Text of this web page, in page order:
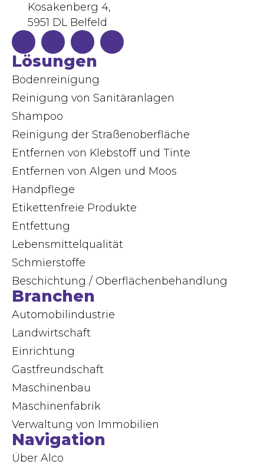
Kosakenberg 4,
5951 DL Belfeld
Lösungen
Bodenreinigung
Reinigung von Sanitäranlagen
Shampoo
Reinigung der Straßenoberfläche
Entfernen von Klebstoff und Tinte
Entfernen von Algen und Moos
Handpflege
Etikettenfreie Produkte
Entfettung
Lebensmittelqualität
Schmierstoffe
Beschichtung / Oberflächenbehandlung
Branchen
Automobilindustrie
Landwirtschaft
Einrichtung
Gastfreundschaft
Maschinenbau
Maschinenfabrik
Verwaltung von Immobilien
Navigation
Über Alco